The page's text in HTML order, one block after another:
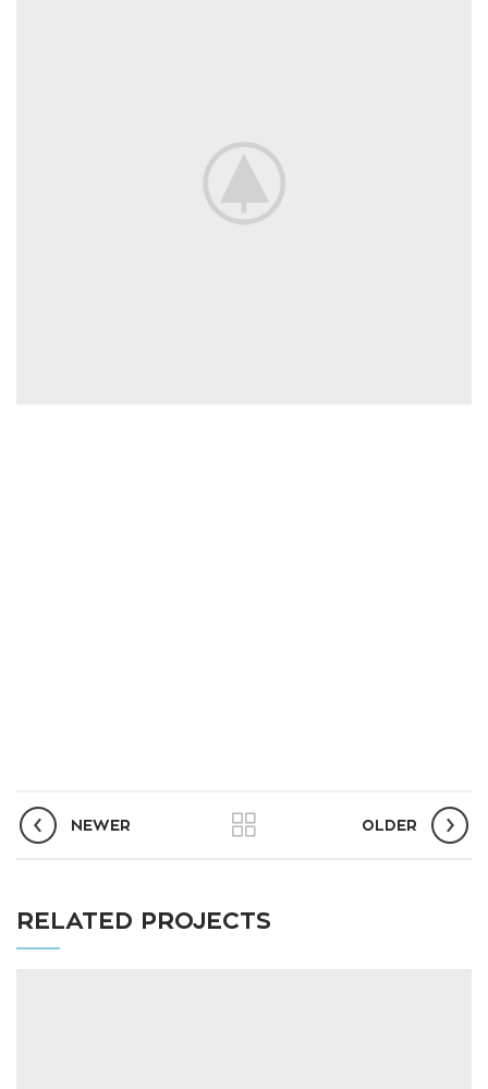
NEWER OLDER
RELATED PROJECTS